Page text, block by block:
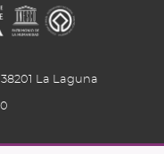
La Laguna